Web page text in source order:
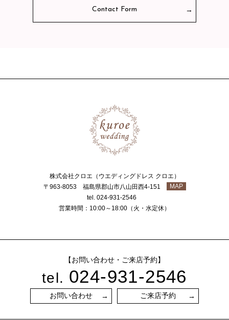
Contact Form
株式会社クロエ（ウエディングドレス クロエ）
〒963-8053 福島県郡山市八山田西4-151
MAP
tel. 024-931-2546
営業時間：10:00～18:00（火・水定休）
【お問い合わせ・ご来店予約】
tel. 024-931-2546
お問い合わせ ご来店予約